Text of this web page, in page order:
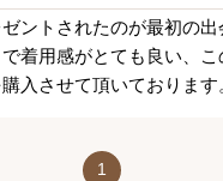
ントされたのが最初の
着用感がとても良い、
入させて頂いております
1